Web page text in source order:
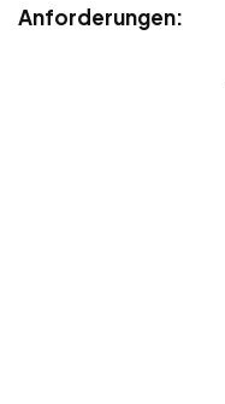
Anforderungen: